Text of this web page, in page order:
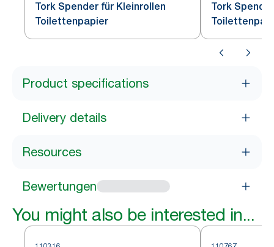
Tork Spender für Kleinrollen
Toilettenpapier
Tork
Product specifications
Delivery details
Resources
Bewertungen
You might also be interested in...